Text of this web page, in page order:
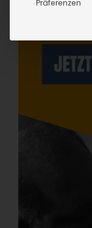
Präferenzen